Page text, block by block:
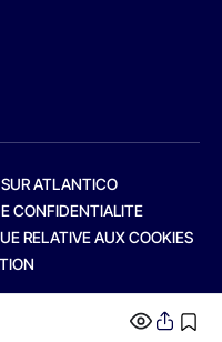
ATLANTICO
CONFIDENTIALITE
RELATIVE AUX COOKIES